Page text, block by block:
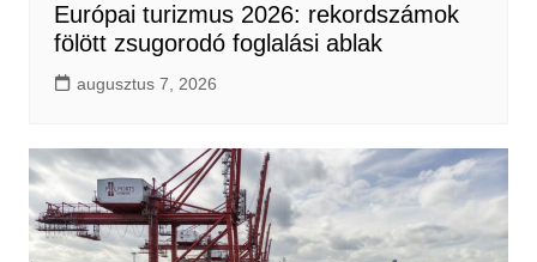
Európai turizmus 2026: rekordszámok
fölött zsugorodó foglalási ablak
augusztus 7, 2026